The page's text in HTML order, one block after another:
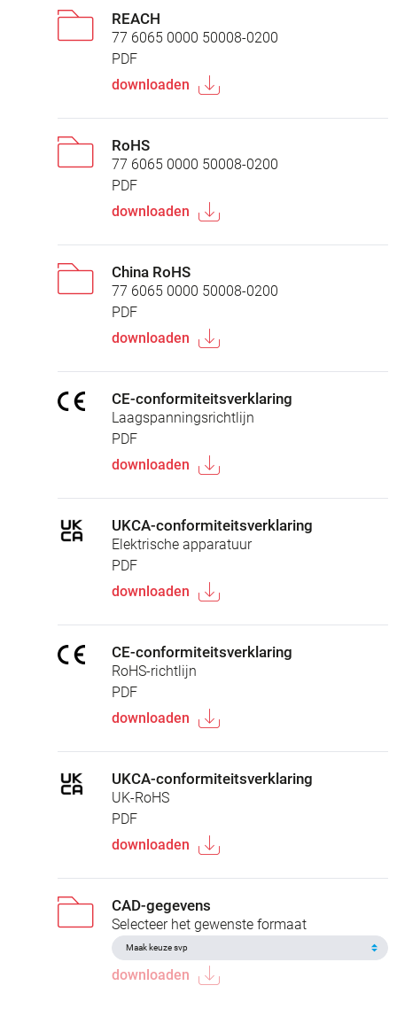
REACH
77 6065 0000 50008-0200
PDF
downloaden
RoHS
77 6065 0000 50008-0200
PDF
downloaden
China RoHS
77 6065 0000 50008-0200
PDF
downloaden
CE-conformiteitsverklaring
Laagspanningsrichtlijn
PDF
downloaden
UKCA-conformiteitsverklaring
Elektrische apparatuur
PDF
downloaden
CE-conformiteitsverklaring
RoHS-richtlijn
PDF
downloaden
UKCA-conformiteitsverklaring
UK-RoHS
PDF
downloaden
CAD-gegevens
Selecteer het gewenste formaat
downloaden